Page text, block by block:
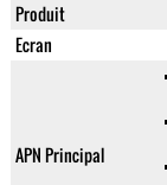
Produit
Ecran
APN Principal